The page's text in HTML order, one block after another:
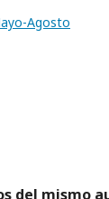
Agosto
del mismo